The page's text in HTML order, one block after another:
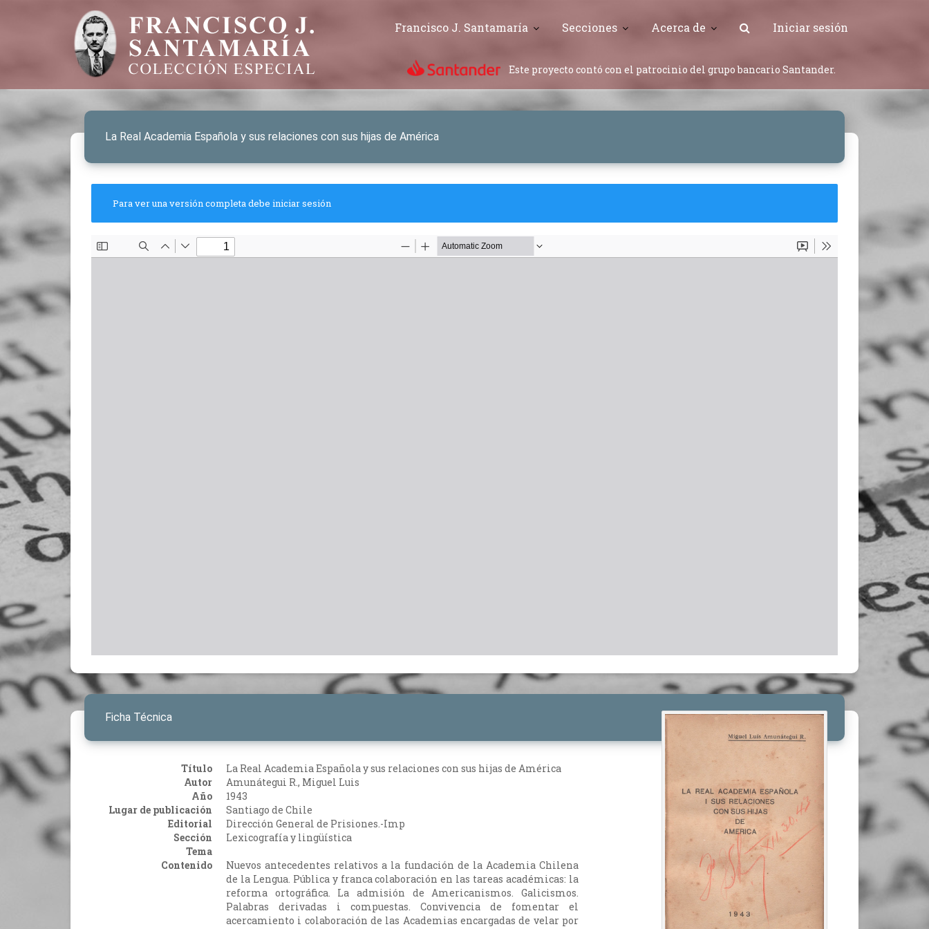
Francisco J. Santamaría Secciones Acerca de Iniciar sesión
Este proyecto contó con el patrocinio del grupo bancario Santander.
La Real Academia Española y sus relaciones con sus hijas de América
Para ver una versión completa debe iniciar sesión
Ficha Técnica
Título
La Real Academia Española y sus relaciones con sus hijas de América
Autor
Amunátegui R., Miguel Luis
Año
1943
Lugar de publicación
Santiago de Chile
Editorial
Dirección General de Prisiones.-Imp
Sección
Lexicografía y lingüística
Tema
Contenido
Nuevos antecedentes relativos a la fundación de la Academia Chilena
de la Lengua. Pública y franca colaboración en las tareas académicas: la
reforma ortográfica. La admisión de Americanismos. Galicismos.
Palabras derivadas i compuestas. Convivencia de fomentar el
acercamiento i colaboración de las Academias encargadas de velar por